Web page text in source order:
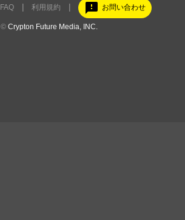
FAQ 利用規約 feedback お問い合わせ
© Crypton Future Media, INC.